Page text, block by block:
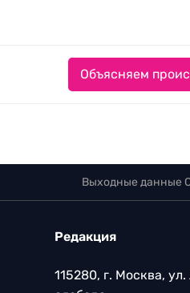
Объясняем
Выходные данные
Редакция
115280, г. Москва,